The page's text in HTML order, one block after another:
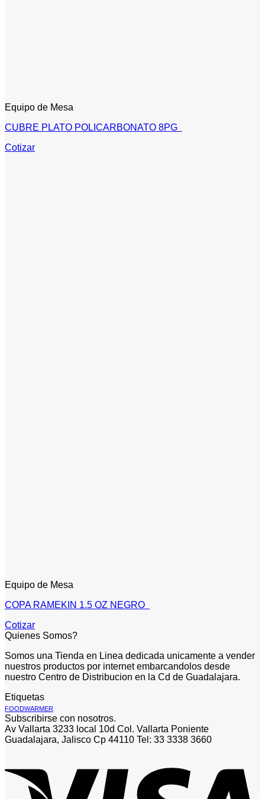
Equipo de Mesa
CUBRE PLATO POLICARBONATO 8PG
Cotizar
Equipo de Mesa
COPA RAMEKIN 1.5 OZ NEGRO
Cotizar
Quienes Somos?
Somos una Tienda en Linea dedicada unicamente a vender
nuestros productos por internet embarcandolos desde
nuestro Centro de Distribucion en la Cd de Guadalajara.
Etiquetas
FOODWARMER
Subscribirse con nosotros.
Av Vallarta 3233 local 10d Col. Vallarta Poniente
Guadalajara, Jalisco Cp 44110 Tel: 33 3338 3660